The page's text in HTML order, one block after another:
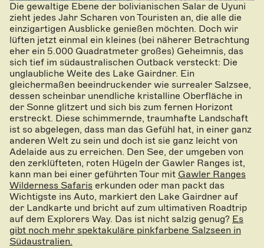
Die gewaltige Ebene der bolivianischen Salar de Uyuni
zieht jedes Jahr Scharen von Touristen an, die alle die
einzigartigen Ausblicke genießen möchten. Doch wir
lüften jetzt einmal ein kleines (bei näherer Betrachtung
eher ein 5.000 Quadratmeter großes) Geheimnis, das
sich tief im südaustralischen Outback versteckt: Die
unglaubliche Weite des Lake Gairdner. Ein
gleichermaßen beeindruckender wie surrealer Salzsee,
dessen scheinbar unendliche kristalline Oberfläche in
der Sonne glitzert und sich bis zum fernen Horizont
erstreckt. Diese schimmernde, traumhafte Landschaft
ist so abgelegen, dass man das Gefühl hat, in einer ganz
anderen Welt zu sein und doch ist sie ganz leicht von
Adelaide aus zu erreichen. Den See, der umgeben von
den zerklüfteten, roten Hügeln der Gawler Ranges ist,
kann man bei einer geführten Tour mit Gawler Ranges
Wilderness Safaris erkunden oder man packt das
Wichtigste ins Auto, markiert den Lake Gairdner auf
der Landkarte und bricht auf zum ultimativen Roadtrip
auf dem Explorers Way. Das ist nicht salzig genug? Es
gibt noch mehr spektakuläre pinkfarbene Salzseen in
Südaustralien.